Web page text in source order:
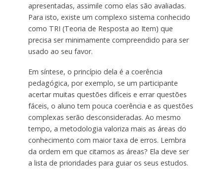
apresentadas, assimile como elas são avaliadas.
Para isto, existe um complexo sistema conhecido
como TRI (Teoria de Resposta ao Item) que
precisa ser minimamente compreendido para ser
usado ao seu favor.
Em síntese, o princípio dela é a coerência
pedagógica, por exemplo, se um participante
acertar muitas questões difíceis e errar questões
fáceis, o aluno tem pouca coerência e as questões
complexas serão desconsideradas. Ao mesmo
tempo, a metodologia valoriza mais as áreas do
conhecimento com maior taxa de erros. Lembra
da ordem em que citamos as áreas? Ela deve ser
a lista de prioridades para guiar os seus estudos.